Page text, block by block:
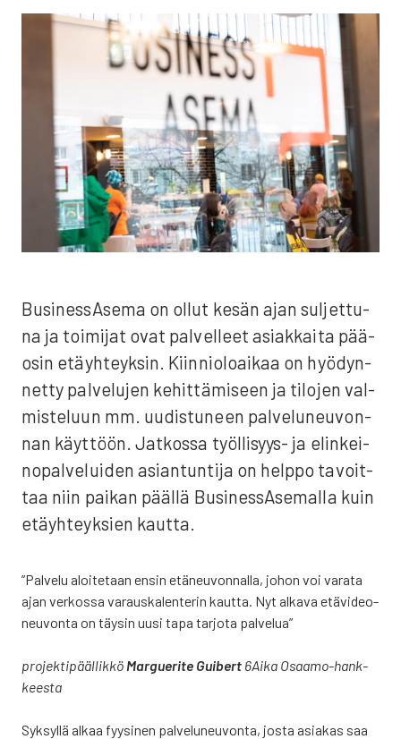
Business­Asema on ollut kesän ajan sul­jet­tu­
na ja toi­mi­jat ovat pal­vel­leet asiak­kai­ta pää­
osin etäyh­teyk­sin. Kiin­nio­loai­kaa on hyö­dyn­
net­ty pal­ve­lu­jen kehit­tä­mi­seen ja tilo­jen val­
mis­te­luun mm. uudis­tu­neen pal­ve­lu­neu­von­
nan käyt­töön. Jat­kos­sa työl­li­syys- ja elin­kei­
no­pal­ve­lui­den asian­tun­ti­ja on help­po tavoit­
taa niin pai­kan pääl­lä Business­Asemalla kuin
etäyh­teyk­sien kaut­ta.
”Pal­ve­lu aloi­te­taan ensin etä­neu­von­nal­la, johon voi vara­ta
ajan ver­kos­sa varaus­ka­len­te­rin kaut­ta. Nyt alka­va etä­vi­deo­
neu­von­ta on täy­sin uusi tapa tar­jo­ta pal­ve­lua”
pro­jek­ti­pääl­lik­kö Mar­gue­ri­te Gui­bert 6Aika Osaa­mo-hank­
kees­ta
Syk­syl­lä alkaa fyy­si­nen pal­ve­lu­neu­von­ta, jos­ta asia­kas saa